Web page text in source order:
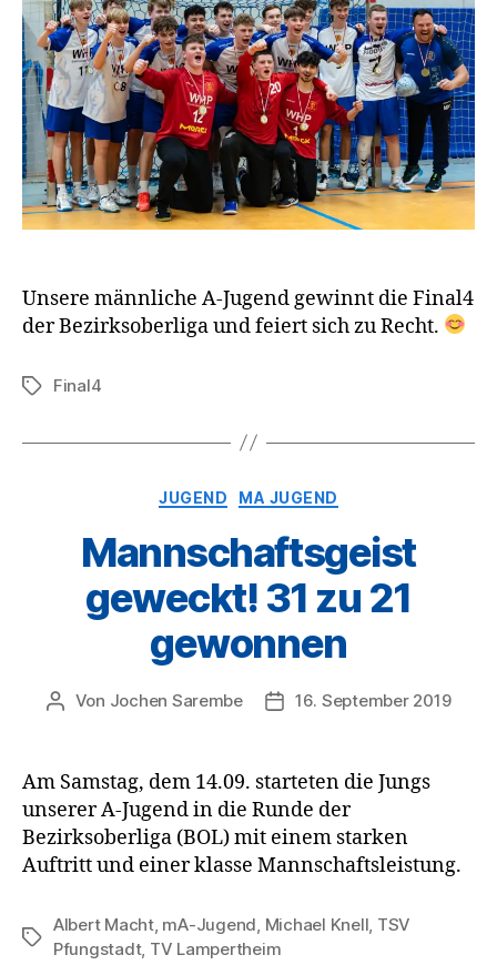
Unsere männliche A-Jugend gewinnt die Final4
der Bezirksoberliga und feiert sich zu Recht.
Schlagwörter
Final4
Kategorien
JUGEND MA JUGEND
Mannschaftsgeist
geweckt! 31 zu 21
gewonnen
Beitragsautor
Von Jochen Sarembe Veröffentlichungsdatum
16. September 2019
Am Samstag, dem 14.09. starteten die Jungs
unserer A-Jugend in die Runde der
Bezirksoberliga (BOL) mit einem starken
Auftritt und einer klasse Mannschaftsleistung.
Schlagwörter
Albert Macht, mA-Jugend, Michael Knell, TSV
Pfungstadt, TV Lampertheim